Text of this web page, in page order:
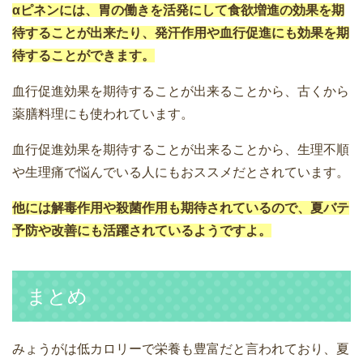
αピネンには、胃の働きを活発にして食欲増進の効果を期
待することが出来たり、発汗作用や血行促進にも効果を期
待することができます。
血行促進効果を期待することが出来ることから、古くから
薬膳料理にも使われています。
血行促進効果を期待することが出来ることから、生理不順
や生理痛で悩んでいる人にもおススメだとされています。
他には解毒作用や殺菌作用も期待されているので、夏バテ
予防や改善にも活躍されているようですよ。
まとめ
みょうがは低カロリーで栄養も豊富だと言われており、夏